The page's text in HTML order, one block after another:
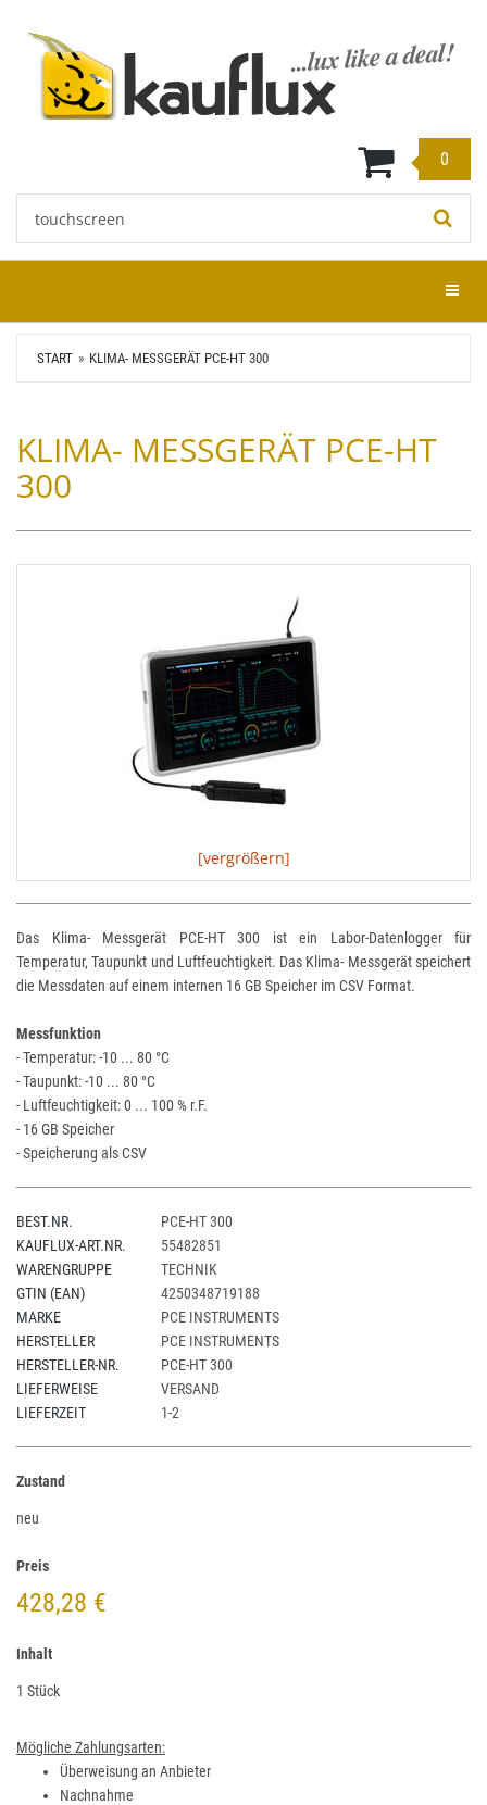
Hauptinhalt
springen
0
Menü
START KLIMA- MESSGERÄT PCE-HT 300
KLIMA- MESSGERÄT PCE-HT
300
[vergrößern]
Das Klima- Messgerät PCE-HT 300 ist ein Labor-Datenlogger für
Temperatur, Taupunkt und Luftfeuchtigkeit. Das Klima- Messgerät speichert
die Messdaten auf einem internen 16 GB Speicher im CSV Format.
Messfunktion
- Temperatur: -10 ... 80 °C
- Taupunkt: -10 ... 80 °C
- Luftfeuchtigkeit: 0 ... 100 % r.F.
- 16 GB Speicher
- Speicherung als CSV
BEST.NR.
PCE-HT 300
KAUFLUX-ART.NR.
55482851
WARENGRUPPE
TECHNIK
GTIN (EAN)
4250348719188
MARKE
PCE INSTRUMENTS
HERSTELLER
PCE INSTRUMENTS
HERSTELLER-NR.
PCE-HT 300
LIEFERWEISE
VERSAND
LIEFERZEIT
1-2
Zustand
neu
Preis
428,28 €
Inhalt
1 Stück
Mögliche Zahlungsarten:
Überweisung an Anbieter
Nachnahme